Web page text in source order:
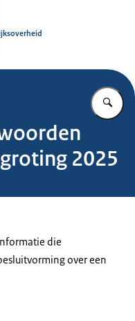
2025
die
over een